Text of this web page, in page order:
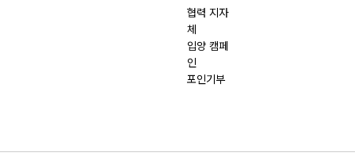
협력 지자
체
입양 캠페
인
포인기부